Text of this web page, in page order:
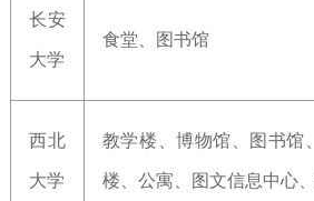
长安
大学
食堂、图书馆
西北
大学
教学楼、博物馆、图书馆
楼、公寓、图文信息中心